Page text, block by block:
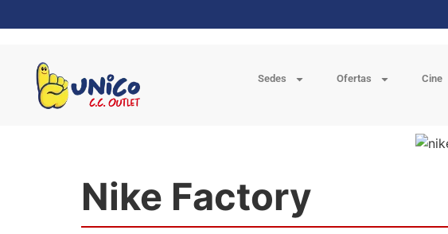
Sedes Ofertas Cine
Nike Factory